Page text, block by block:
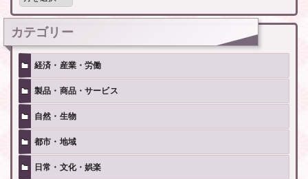
記
事
カテゴリー
経済・産業・労働
製品・商品・サービス
自然・生物
都市・地域
日常・文化・娯楽